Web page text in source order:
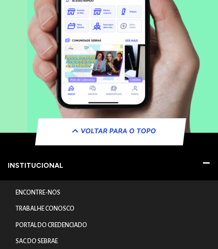
VOLTAR PARA O TOPO
INSTITUCIONAL
ENCONTRE-NOS
TRABALHE CONOSCO
PORTAL DO CREDENCIADO
SAC DO SEBRAE